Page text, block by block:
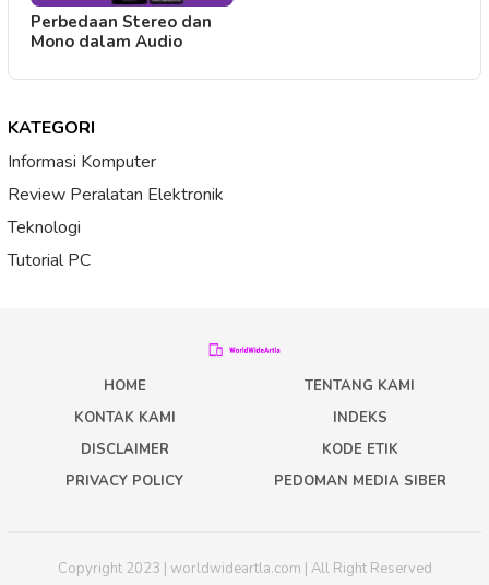
Perbedaan Stereo dan
Mono dalam Audio
KATEGORI
Informasi Komputer
Review Peralatan Elektronik
Teknologi
Tutorial PC
HOME
TENTANG KAMI
KONTAK KAMI
INDEKS
DISCLAIMER
KODE ETIK
PRIVACY POLICY
PEDOMAN MEDIA SIBER
Copyright 2023 | worldwideartla.com | All Right Reserved